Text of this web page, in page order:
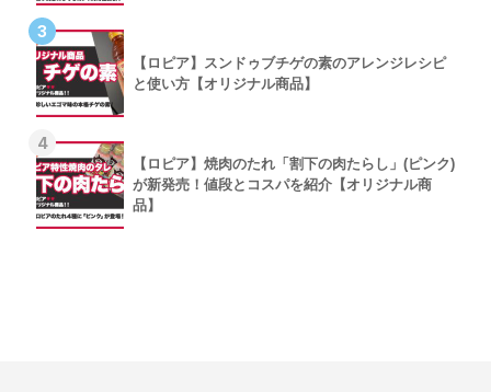
3
【ロピア】スンドゥブチゲの素のアレンジレシピ
と使い方【オリジナル商品】
4
【ロピア】焼肉のたれ「割下の肉たらし」(ピンク)
が新発売！値段とコスパを紹介【オリジナル商
品】